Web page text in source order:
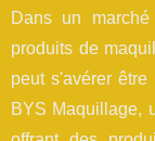
Dans un
produits de
peut s'avérer
BYS Maquillage,